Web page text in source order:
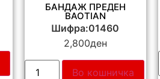
БАНДАЖ ПРЕДЕН
BAOTIAN
Шифра:01460
2,800ден
Во кошничка